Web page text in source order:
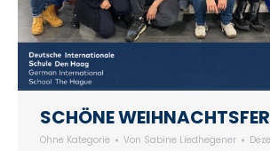
SCHÖNE
Ohne Kategorie Von Sabine Liedhegener